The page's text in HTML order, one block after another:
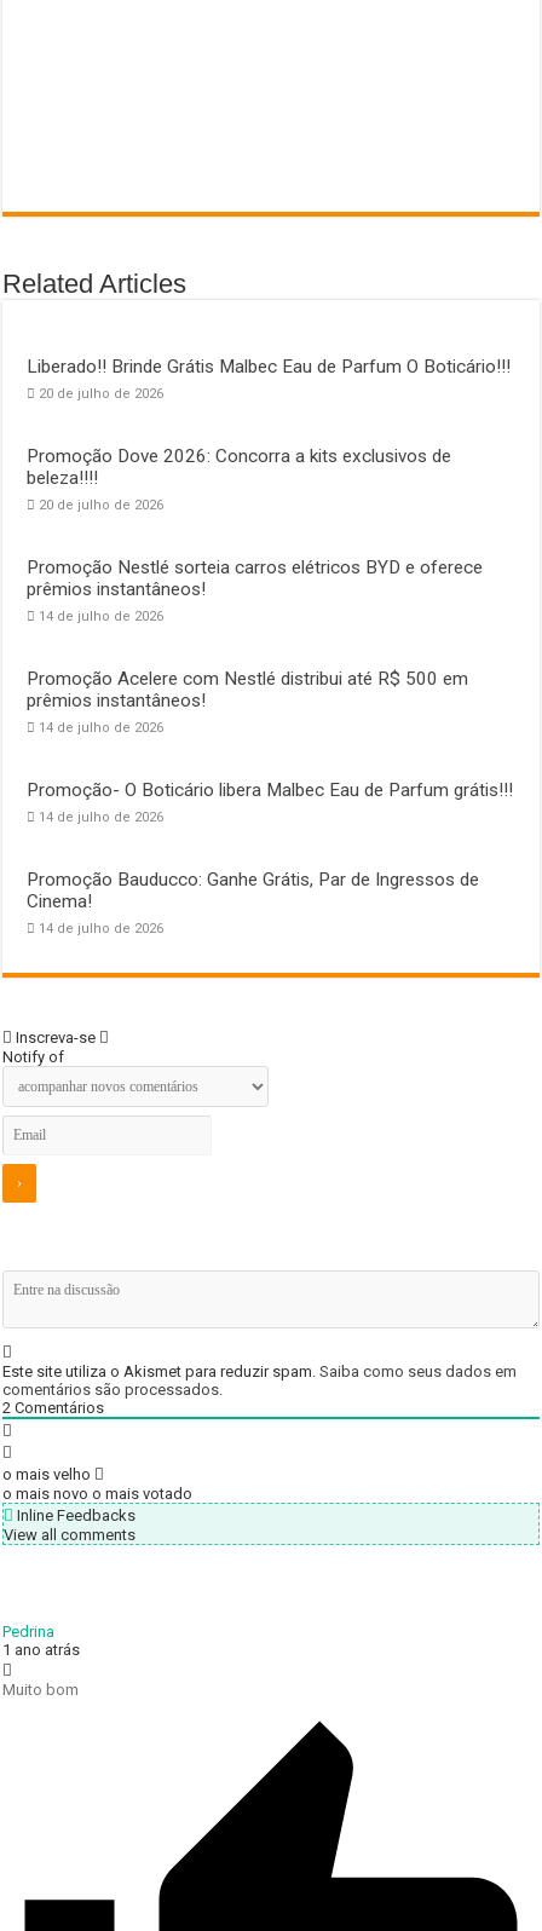
Related Articles
Liberado!! Brinde Grátis Malbec Eau de Parfum O Boticário!!!
20 de julho de 2026
Promoção Dove 2026: Concorra a kits exclusivos de
beleza!!!!
20 de julho de 2026
Promoção Nestlé sorteia carros elétricos BYD e oferece
prêmios instantâneos!
14 de julho de 2026
Promoção Acelere com Nestlé distribui até R$ 500 em
prêmios instantâneos!
14 de julho de 2026
Promoção- O Boticário libera Malbec Eau de Parfum grátis!!!
14 de julho de 2026
Promoção Bauducco: Ganhe Grátis, Par de Ingressos de
Cinema!
14 de julho de 2026
Inscreva-se
Notify of
Este site utiliza o Akismet para reduzir spam.Saiba como seus dados em
comentários são processados
2 Comentários
o mais velho
o mais novo o mais votado
Inline Feedbacks
View all comments
Pedrina
1 ano atrás
Muito bom